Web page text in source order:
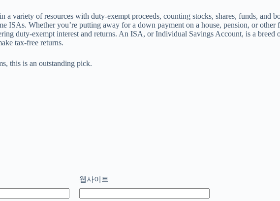
a variety of resources with duty-exempt proceeds, counting stocks, shares, funds, and
ISAs. Whether you’re putting away for a down payment on a house, pension, or
duty-exempt interest and returns. An ISA, or Individual Savings Account, is a breed
tax-free returns.
this is an outstanding pick.
웹사이트